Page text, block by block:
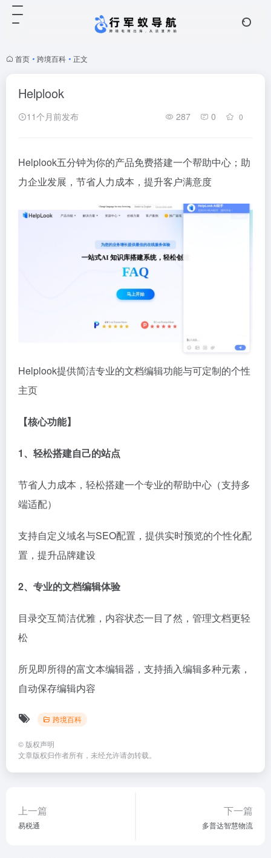
首页 • 跨境百科 • 正文
Helplook
11个月前发布 287 0 0
Helplook五分钟为你的产品免费搭建一个帮助中心；助
力企业发展，节省人力成本，提升客户满意度
Helplook提供简洁专业的文档编辑功能与可定制的个性
主页
【核心功能】
1、轻松搭建自己的站点
节省人力成本，轻松搭建一个专业的帮助中心（支持多
端适配）
支持自定义域名与SEO配置，提供实时预览的个性化配
置，提升品牌建设
2、专业的文档编辑体验
目录交互简洁优雅，内容状态一目了然，管理文档更轻
松
所见即所得的富文本编辑器，支持插入编辑多种元素，
自动保存编辑内容
跨境百科
© 版权声明
文章版权归作者所有，未经允许请勿转载。
上一篇
易税通
下一篇
多普达智慧物流